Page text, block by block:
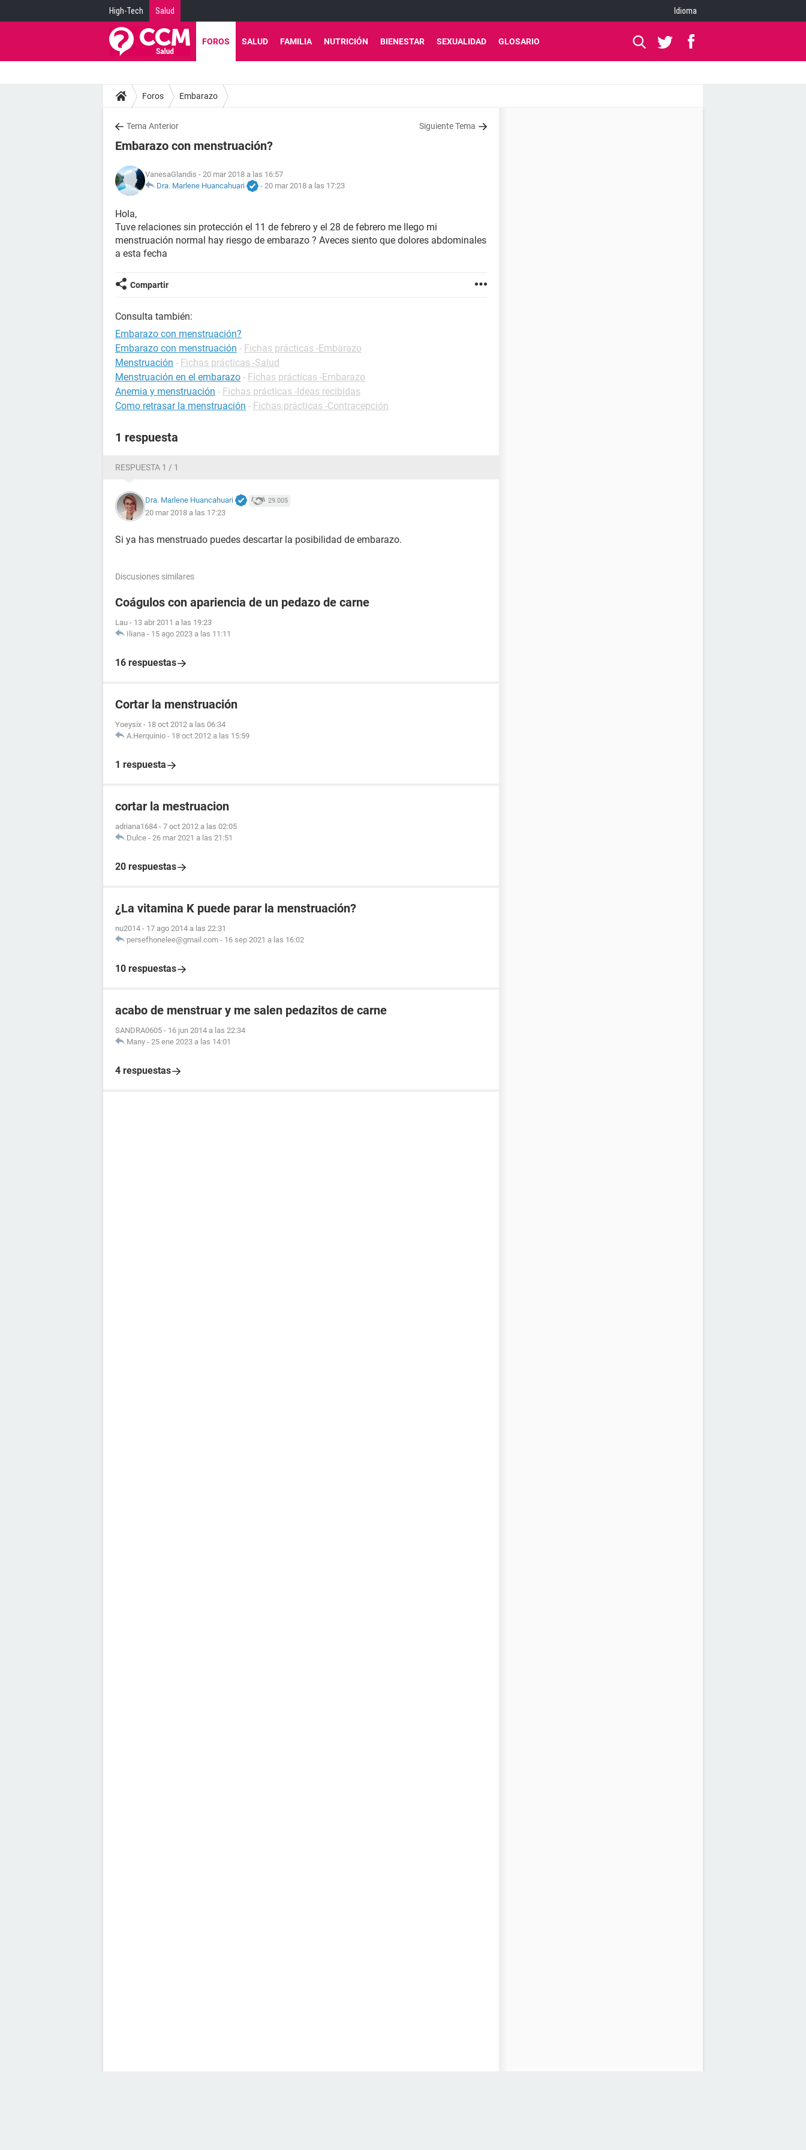
High-Tech Salud Idioma
FOROS SALUD FAMILIA NUTRICIÓN BIENESTAR SEXUALIDAD GLOSARIO
Foros Embarazo
Tema Anterior Siguiente Tema
Embarazo con menstruación?
VanesaGlandis - 20 mar 2018 a las 16:57
Dra. Marlene Huancahuari
- 20 mar 2018 a las 17:23
Hola,
Tuve relaciones sin protección el 11 de febrero y el 28 de febrero me llego mi
menstruación normal hay riesgo de embarazo ? Aveces siento que dolores abdominales
a esta fecha
Compartir
Consulta también:
Embarazo con menstruación?
Embarazo con menstruación - Fichas prácticas -Embarazo
Menstruación - Fichas prácticas -Salud
Menstruación en el embarazo - Fichas prácticas -Embarazo
Anemia y menstruación - Fichas prácticas -Ideas recibidas
Como retrasar la menstruación - Fichas prácticas -Contracepción
1 respuesta
RESPUESTA 1 / 1
Dra. Marlene Huancahuari 29.005
20 mar 2018 a las 17:23
Si ya has menstruado puedes descartar la posibilidad de embarazo.
Discusiones similares
Coágulos con apariencia de un pedazo de carne
Lau - 13 abr 2011 a las 19:23
Iliana - 15 ago 2023 a las 11:11
16 respuestas
Cortar la menstruación
Yoeysix - 18 oct 2012 a las 06:34
A.Herquinio - 18 oct 2012 a las 15:59
1 respuesta
cortar la mestruacion
adriana1684 - 7 oct 2012 a las 02:05
Dulce - 26 mar 2021 a las 21:51
20 respuestas
¿La vitamina K puede parar la menstruación?
nu2014 - 17 ago 2014 a las 22:31
persefhonelee@gmail.com - 16 sep 2021 a las 16:02
10 respuestas
acabo de menstruar y me salen pedazitos de carne
SANDRA0605 - 16 jun 2014 a las 22:34
Many - 25 ene 2023 a las 14:01
4 respuestas